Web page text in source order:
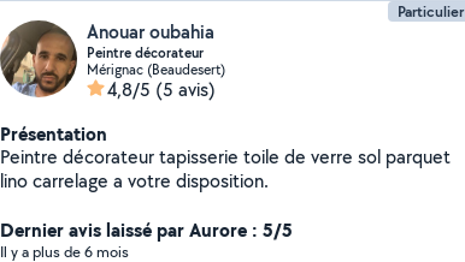
Particulier
Anouar oubahia
Peintre décorateur
Mérignac (Beaudesert)
4,8/5 (5 avis)
Présentation
Peintre décorateur tapisserie toile de verre sol parquet
lino carrelage a votre disposition.
Dernier avis laissé par Aurore : 5/5
Il y a plus de 6 mois